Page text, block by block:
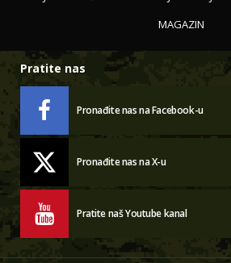
MAGAZIN
Pratite nas
Pronađite nas na Facebook-u
Pronađite nas na X-u
Pratite naš Youtube kanal